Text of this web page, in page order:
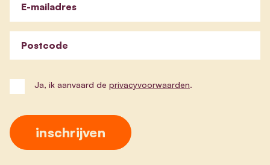
E-mailadres
Postcode
Ja, ik aanvaard de privacyvoorwaarden.